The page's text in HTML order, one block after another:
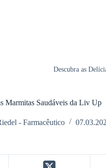
Descubra as
Marmitas Saudáveis da Liv Up
- Farmacêutico